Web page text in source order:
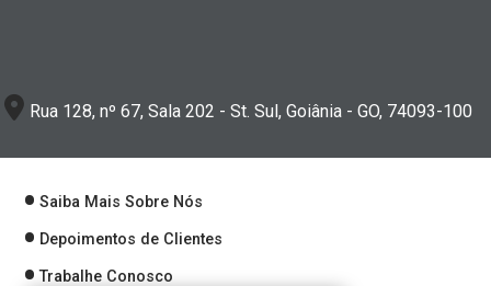
Rua 128, nº 67, Sala 202 - St. Sul, Goiânia - GO, 74093-100
Saiba Mais Sobre Nós
Depoimentos de Clientes
Trabalhe Conosco